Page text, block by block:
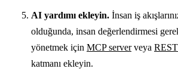
AI yardımı ekleyin. İnsan iş
olduğunda, insan değerlendirmesi
yönetmek için MCP serverveya
katmanı ekleyin.